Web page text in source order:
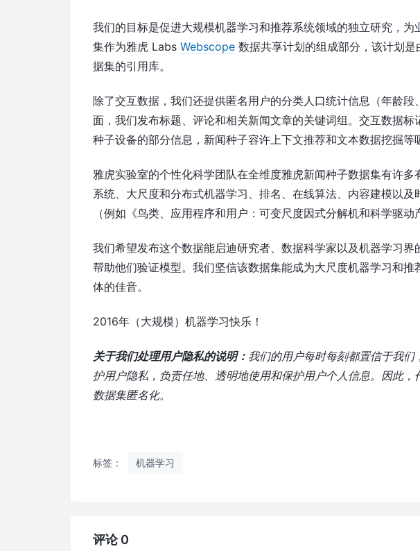
我们的目标是促进大规模机器学习和推荐系统领域的独立研究，
集作为雅虎 LabsWebscope 数据共享计划的组成部分，该计划
据集的引用库。
除了交互数据，我们还提供匿名用户的分类人口统计信息（年龄
面，我们发布标题、评论和相关新闻文章的关键词组。交互数据
种子设备的部分信息，新闻种子容许上下文推荐和文本数据挖掘等
雅虎实验室的个性化科学团队在全维度雅虎新闻种子数据集有许
系统、大尺度和分布式机器学习、排名、在线算法、内容建模以
（例如《鸟类、应用程序和用户：可变尺度因式分解机和科学驱动
我们希望发布这个数据能启迪研究者、数据科学家以及机器学习界
帮助他们验证模型。我们坚信该数据集能成为大尺度机器学习和
体的佳音。
2016年（大规模）机器学习快乐！
关于我们处理用户隐私的说明： 我们的用户每时每刻都置信于我
护用户隐私，负责任地、透明地使用和保护用户个人信息。因此
数据集匿名化。
标签： 机器学习
评论 0